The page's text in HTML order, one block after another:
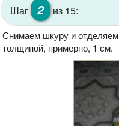
Шаг 2 из 15:
Снимаем шкуру и
толщиной, примерно, 1 см.